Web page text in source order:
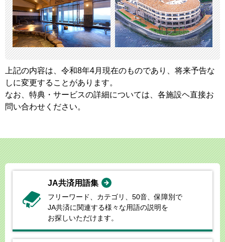
上記の内容は、令和8年4月現在のものであり、将来予告な
しに変更することがあります。
なお、特典・サービスの詳細については、各施設ヘ直接お
問い合わせください。
JA共済用語集
フリーワード、カテゴリ、50音、保障別で
JA共済に関連する様々な用語の説明を
お探しいただけます。